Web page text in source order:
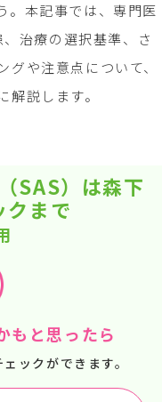
。本記事では、専門医
治療の選択基準、さ
グや注意点について、
説します。
SAS）は森下
クまで
もと思ったら
ックができます。